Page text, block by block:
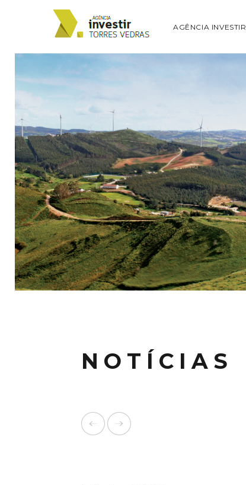
AGÊNCIA INVESTIR
NOTÍCIAS